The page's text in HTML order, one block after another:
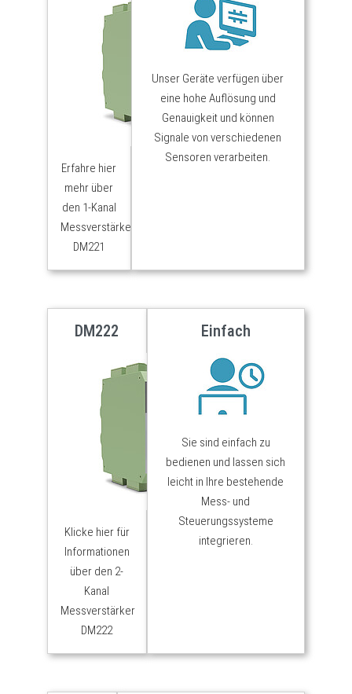
Erfahre hier
mehr über
den 1-Kanal
Messverstärker
DM221
Unser Geräte verfügen über
eine hohe Auflösung und
Genauigkeit und können
Signale von verschiedenen
Sensoren verarbeiten.
DM222
Klicke hier für
Informationen
über den 2-
Kanal
Messverstärker
DM222
Einfach
Sie sind einfach zu
bedienen und lassen sich
leicht in Ihre bestehende
Mess- und
Steuerungssysteme
integrieren.